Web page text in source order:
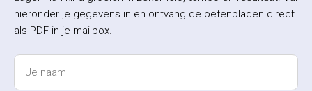
hieronder je gegevens in en ontvang de oefenbladen direct
als PDF in je mailbox.